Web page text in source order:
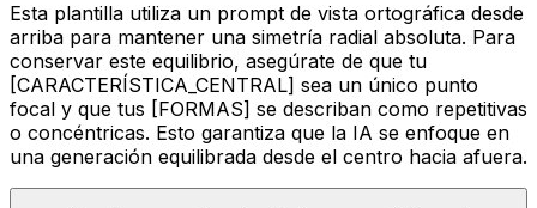
Esta plantilla utiliza un prompt de vista ortográfica desde
arriba para mantener una simetría radial absoluta. Para
conservar este equilibrio, asegúrate de que tu
[CARACTERÍSTICA_CENTRAL] sea un único punto
focal y que tus [FORMAS] se describan como repetitivas
o concéntricas. Esto garantiza que la IA se enfoque en
una generación equilibrada desde el centro hacia afuera.